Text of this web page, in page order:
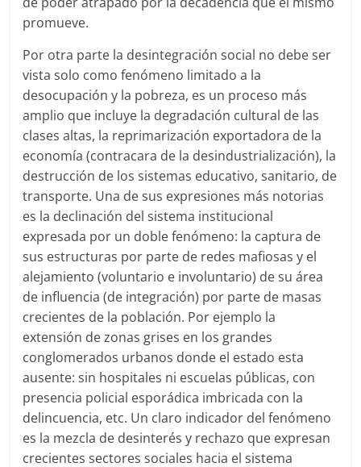
promueve.
Por otra parte la desintegración social no debe ser
vista solo como fenómeno limitado a la
desocupación y la pobreza, es un proceso más
amplio que incluye la degradación cultural de las
clases altas, la reprimarización exportadora de la
economía (contracara de la desindustrialización), la
destrucción de los sistemas educativo, sanitario, de
transporte. Una de sus expresiones más notorias
es la declinación del sistema institucional
expresada por un doble fenómeno: la captura de
sus estructuras por parte de redes mafiosas y el
alejamiento (voluntario e involuntario) de su área
de influencia (de integración) por parte de masas
crecientes de la población. Por ejemplo la
extensión de zonas grises en los grandes
conglomerados urbanos donde el estado esta
ausente: sin hospitales ni escuelas públicas, con
presencia policial esporádica imbricada con la
delincuencia, etc. Un claro indicador del fenómeno
es la mezcla de desinterés y rechazo que expresan
crecientes sectores sociales hacia el sistema